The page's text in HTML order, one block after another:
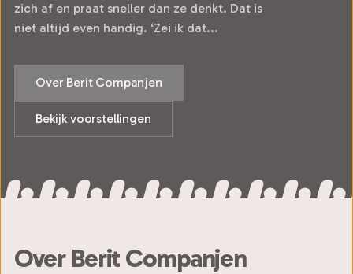
zich af en praat sneller dan ze denkt. Dat is
niet altijd even handig. ‘Zei ik dat...
Over Berit Companjen
Bekijk voorstellingen
Over Berit Companjen